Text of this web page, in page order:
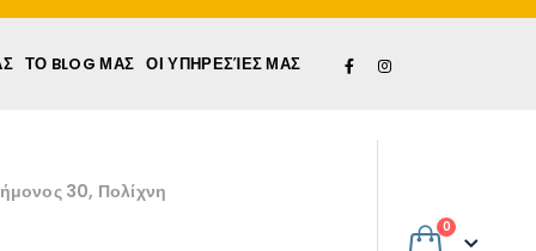
ΤΟ BLOG ΜΑΣ ΟΙ ΥΠΗΡΕΣΊΕΣ ΜΑΣ
30, Πολίχνη
0